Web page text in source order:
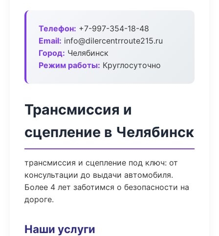
Телефон: +7-997-354-18-48
Email: info@dilercentrroute215.ru
Город: Челябинск
Режим работы: Круглосуточно
Трансмиссия и
сцепление в Челябинск
трансмиссия и сцепление под ключ: от
консультации до выдачи автомобиля.
Более 4 лет заботимся о безопасности на
дороге.
Наши услуги